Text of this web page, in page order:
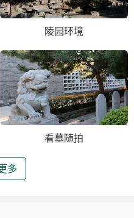
陵园环境
看墓随拍
多